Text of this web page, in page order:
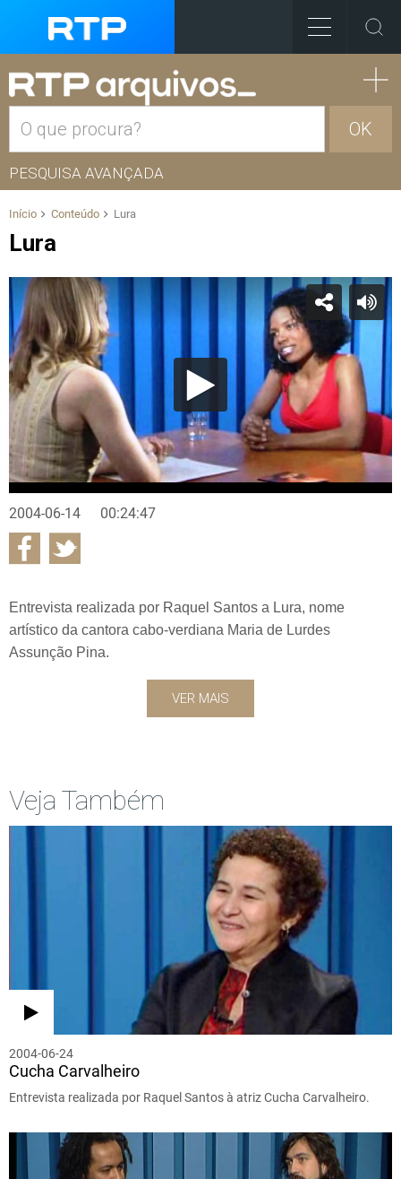
OK
PESQUISA AVANÇADA
Início Conteúdo Lura
Lura
2004-06-14 00:24:47
Entrevista realizada por Raquel Santos a Lura, nome
artístico da cantora cabo-verdiana Maria de Lurdes
Assunção Pina.
VER MAIS
Veja Também
2004-06-24
Cucha Carvalheiro
Entrevista realizada por Raquel Santos à atriz Cucha Carvalheiro.